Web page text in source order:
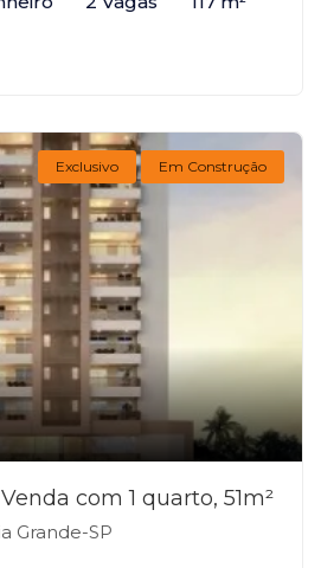
Exclusivo Em Construção
com 1 quarto, 51m²
Grande-SP